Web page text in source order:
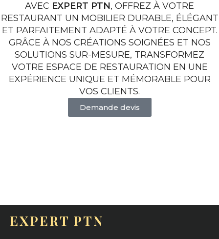
AVEC EXPERT PTN, OFFREZ À VOTRE
RESTAURANT UN MOBILIER DURABLE, ÉLÉGANT
ET PARFAITEMENT ADAPTÉ À VOTRE CONCEPT.
GRÂCE À NOS CRÉATIONS SOIGNÉES ET NOS
SOLUTIONS SUR-MESURE, TRANSFORMEZ
VOTRE ESPACE DE RESTAURATION EN UNE
EXPÉRIENCE UNIQUE ET MÉMORABLE POUR
VOS CLIENTS.
Demande devis
EXPERT PTN